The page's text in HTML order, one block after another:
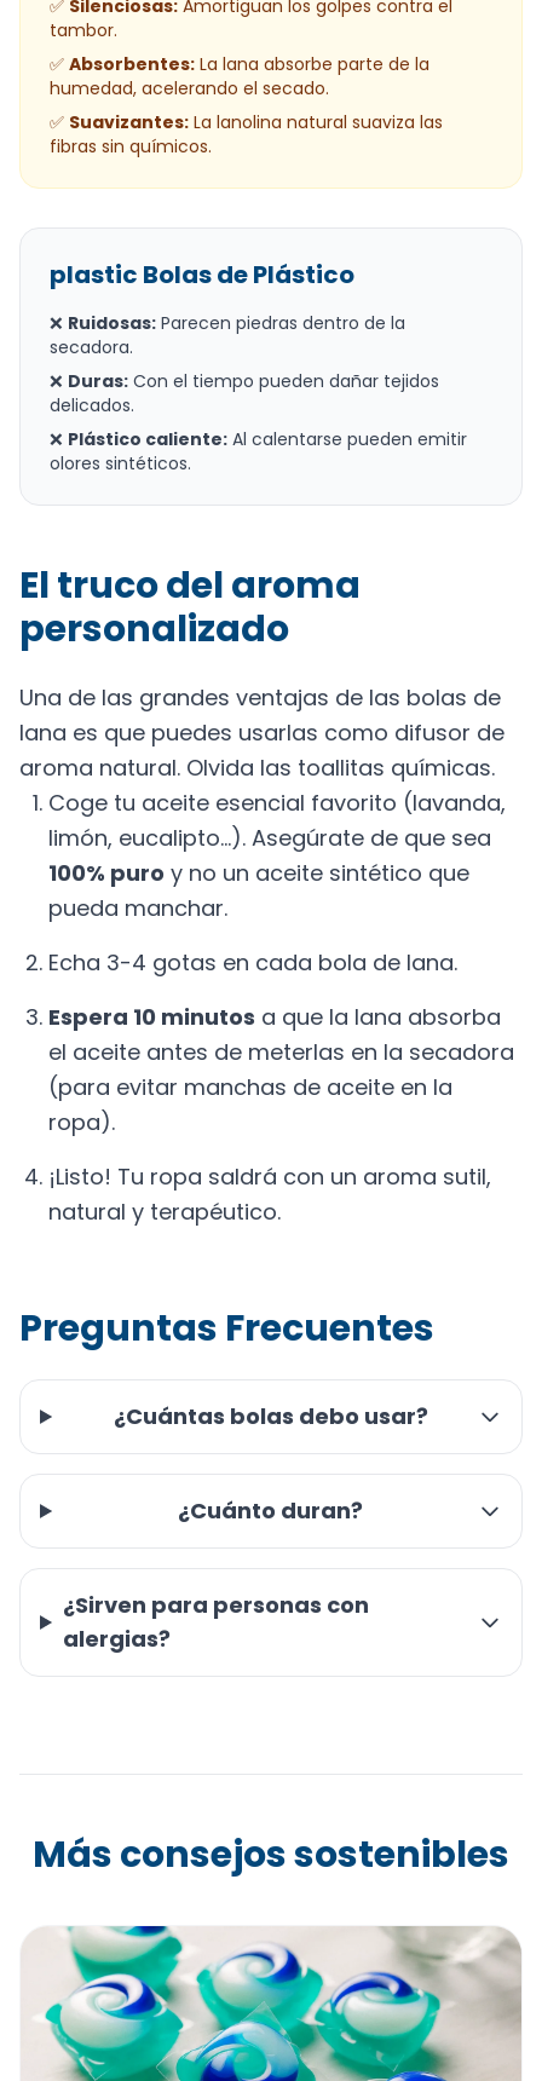
✅ Silenciosas: Amortiguan los golpes contra el
tambor.
✅ Absorbentes: La lana absorbe parte de la
humedad, acelerando el secado.
✅ Suavizantes: La lanolina natural suaviza las
fibras sin químicos.
plastic Bolas de Plástico
❌ Ruidosas: Parecen piedras dentro de la
secadora.
❌ Duras: Con el tiempo pueden dañar tejidos
delicados.
❌ Plástico caliente: Al calentarse pueden emitir
olores sintéticos.
El truco del aroma
personalizado
Una de las grandes ventajas de las bolas de
lana es que puedes usarlas como difusor de
aroma natural. Olvida las toallitas químicas.
Coge tu aceite esencial favorito (lavanda,
limón, eucalipto...). Asegúrate de que sea
100% puro y no un aceite sintético que
pueda manchar.
Echa 3-4 gotas en cada bola de lana.
Espera 10 minutos a que la lana absorba
el aceite antes de meterlas en la secadora
(para evitar manchas de aceite en la
ropa).
¡Listo! Tu ropa saldrá con un aroma sutil,
natural y terapéutico.
Preguntas Frecuentes
¿Cuántas bolas debo usar?
¿Cuánto duran?
¿Sirven para personas con
alergias?
Más consejos sostenibles